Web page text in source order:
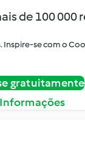
de 100 000
Inspire-se com o
gratuitamente